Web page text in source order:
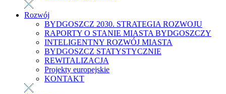
Rozwój
BYDGOSZCZ 2030. STRATEGIA ROZWOJU
RAPORTY O STANIE MIASTA BYDGOSZCZY
INTELIGENTNY ROZWÓJ MIASTA
BYDGOSZCZ STATYSTYCZNIE
REWITALIZACJA
Projekty europejskie
KONTAKT